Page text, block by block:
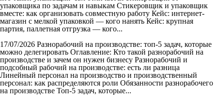
упаковщика по задачам и навыкам Стикеровщик и упаковщик
вместе: как организовать совместную работу Кейс: интернет-
магазин с мелкой упаковкой — кого нанять Кейс: крупная
партия, паллетная отгрузка — кого...
17/07/2026 Разнорабочий на производстве: топ-5 задач, которые
можно делегировать Оглавление: Кто такой разнорабочий на
производстве и зачем он нужен бизнесу Разнорабочий и
подсобный рабочий на производстве: есть ли разница
Линейный персонал на производство и производственный
персонал: как распределяются роли Обязанности разнорабочего
на производстве Топ-5 задач, которые...